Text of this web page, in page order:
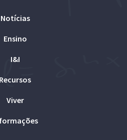
Notícias
Ensino
I&I
Recursos
Viver